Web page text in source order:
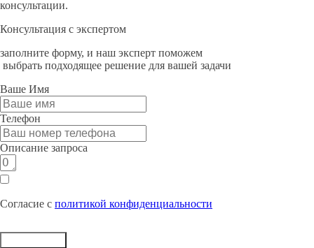
консультации.
Консультация с экспертом
заполните форму, и наш эксперт поможем
выбрать подходящее решение для вашей задачи
Ваше Имя
Телефон
Описание запроса
Согласие с политикой конфиденциальности